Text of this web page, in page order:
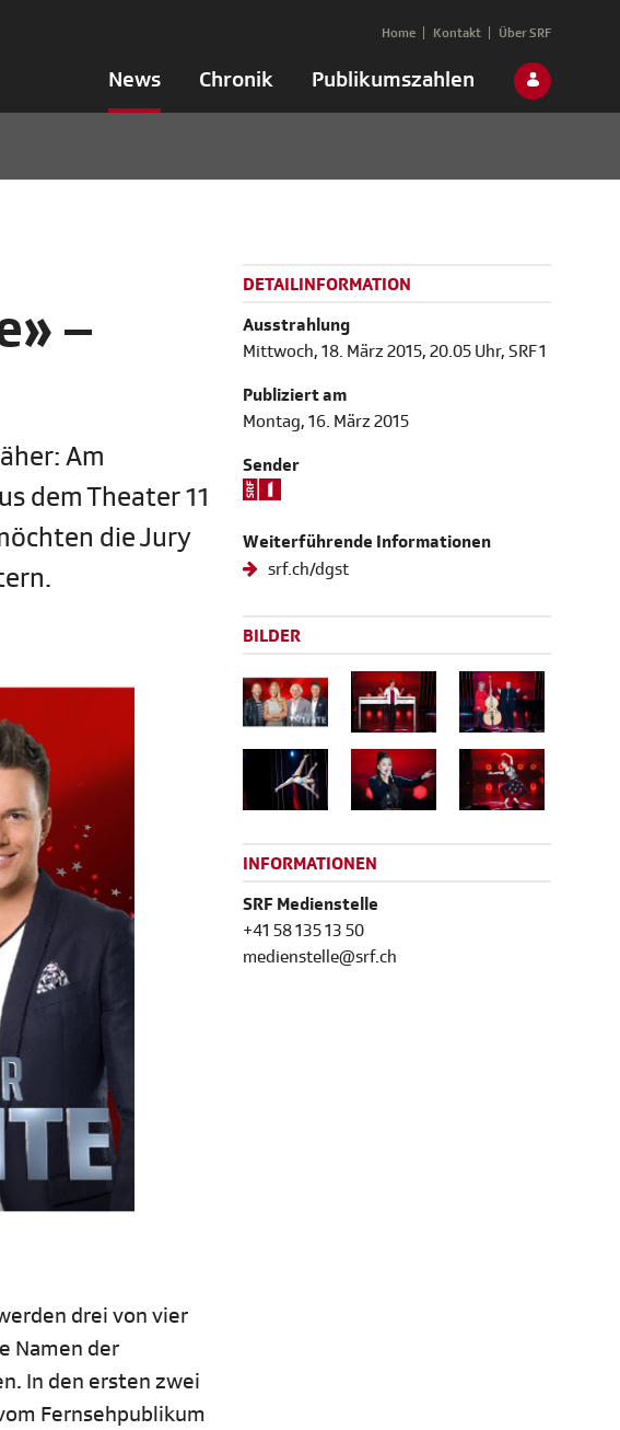
News Chronik Publikumszahlen
Home Kontakt Über SRF
–
Am
dem Theater 11
die Jury
drei von vier
Namen der
In den ersten zwei
Fernsehpublikum
DETAILINFORMATION
Ausstrahlung
Mittwoch, 18. März 2015, 20.05 Uhr, SRF 1
Publiziert am
Montag, 16. März 2015
Sender
Weiterführende Informationen
srf.ch/dgst
BILDER
INFORMATIONEN
SRF Medienstelle
+41 58 135 13 50
medienstelle@srf.ch